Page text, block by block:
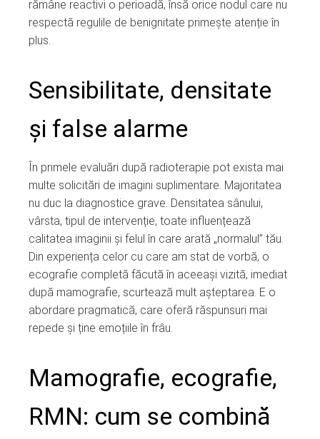
rămâne reactivi o perioadă, însă orice nodul care nu
respectă regulile de benignitate primește atenție în
plus.
Sensibilitate, densitate
și false alarme
În primele evaluări după radioterapie pot exista mai
multe solicitări de imagini suplimentare. Majoritatea
nu duc la diagnostice grave. Densitatea sânului,
vârsta, tipul de intervenție, toate influențează
calitatea imaginii și felul în care arată „normalul” tău.
Din experiența celor cu care am stat de vorbă, o
ecografie completă făcută în aceeași vizită, imediat
după mamografie, scurtează mult așteptarea. E o
abordare pragmatică, care oferă răspunsuri mai
repede și ține emoțiile în frâu.
Mamografie, ecografie,
RMN: cum se combină